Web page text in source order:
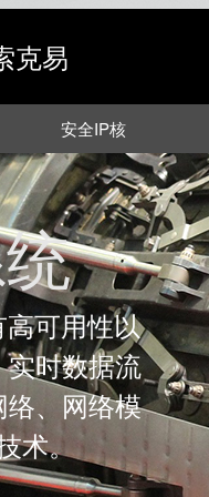
克易
安全IP核
可用性以
时数据流
、网络模
术。